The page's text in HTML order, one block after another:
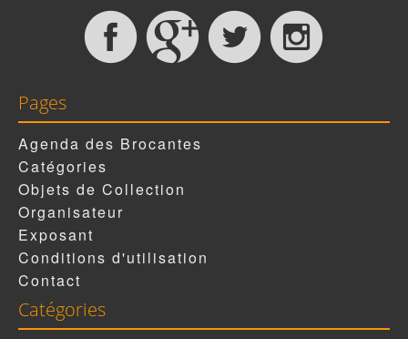
Pages
Agenda des Brocantes
Catégories
Objets de Collection
Organisateur
Exposant
Conditions d'utilisation
Contact
Catégories